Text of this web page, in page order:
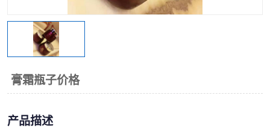
膏霜瓶子价格
产品描述